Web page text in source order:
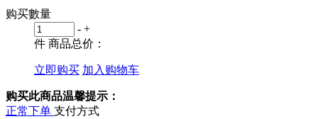
购买數量
- +
件 商品总价：
立即购买 加入购物车
购买此商品温馨提示：
正常下单 支付方式